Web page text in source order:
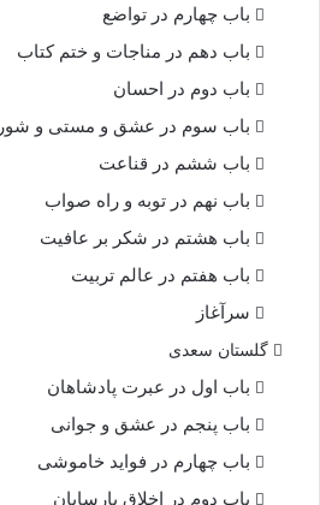
باب چهارم در تواضع
باب دهم در مناجات و ختم کتاب
باب دوم در احسان
باب سوم در عشق و مستی و شور
باب ششم در قناعت
باب نهم در توبه و راه صواب
باب هشتم در شکر بر عافیت
باب هفتم در عالم تربیت
سرآغاز
گلستان سعدی
باب اول در عبرت پادشاهان
باب پنجم در عشق و جوانى
باب چهارم در فواید خاموشى
باب دوم در اخلاق پارسایان